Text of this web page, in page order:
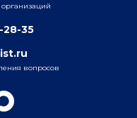
д. 35Б, корп.2, 5-й этаж
д. 6, стр. 2, бизнес-
28-35
вопросов